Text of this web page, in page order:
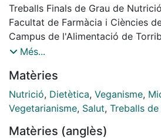
por los nutrientes contenidos en
diversos factores que influyen en
composición de la microbiota
cuales, los más relevantes son
microbiota intestinal para intentar
prevenir las enfermedades
La dieta vegana incluye alimentos
proteína de origen vegetal y
Treballs Finals de Grau de
Facultat de Farmàcia i Ciències
Campus de l'Alimentació de
Barcelona. Curs: 2022-2023.
Més...
Matèries
Nutrició, Dietètica, Veganisme,
Vegetarianisme, Salut, Treballs
Matèries (anglès)